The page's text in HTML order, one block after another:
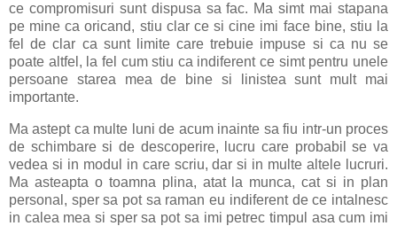
ce compromisuri sunt dispusa sa fac. Ma simt mai stapana
pe mine ca oricand, stiu clar ce si cine imi face bine, stiu la
fel de clar ca sunt limite care trebuie impuse si ca nu se
poate altfel, la fel cum stiu ca indiferent ce simt pentru unele
persoane starea mea de bine si linistea sunt mult mai
importante.
Ma astept ca multe luni de acum inainte sa fiu intr-un proces
de schimbare si de descoperire, lucru care probabil se va
vedea si in modul in care scriu, dar si in multe altele lucruri.
Ma asteapta o toamna plina, atat la munca, cat si in plan
personal, sper sa pot sa raman eu indiferent de ce intalnesc
in calea mea si sper sa pot sa imi petrec timpul asa cum imi